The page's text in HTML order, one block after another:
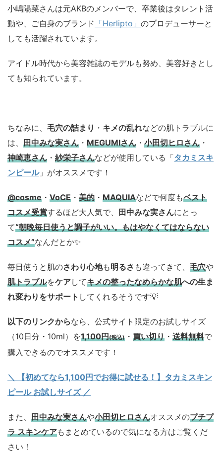
小嶋陽菜さんは元AKBのメンバーで、卒業後はタレント活
動や、ご自身のブランド 「Herlipto」 のプロデューサーと
しても活躍されています。
アイドル時代から美容雑誌のモデルも努め、美容好きとし
ても知られています。
ちなみに、 毛穴の詰まり ・ キメの乱れなどの肌トラブルに
は、 田中みな実さん ・ MEGUMIさん ・ 小田切ヒロさん ・
神崎恵さん ・ 紗栄子さんなどが使用している「タカミスキ
ンピール」がオススメです！
@cosme ・ VoCE ・ 美的 ・ MAQUIAなどで何度もベスト
コスメ受賞するほど大人気で、 田中みな実さんにとっ
て“朝晩毎日使うと調子がいい。もはやなくてはならない
コスメ”なんだとか✨
毎日使うと肌のさわり心地も明るさ も違ってきて、 毛穴や
肌トラブルをケアしてキメの整ったなめらかな肌への生ま
れ変わりをサポート してくれるそうです💡
以下のリンクからなら、公式サイト限定のお試しサイズ
（10日分・10ml）を1,100円(税込) ・ 買い切り ・ 送料無料で
購入できるのでオススメです！
＼ 【初めてなら1,100円でお得に試せる！】タカミスキン
ピール お試しサイズ／
また、 田中みな実さんや小田切ヒロさんオススメのプチプ
ラ スキンケアもまとめているので気になる方はご覧くだ
さい！